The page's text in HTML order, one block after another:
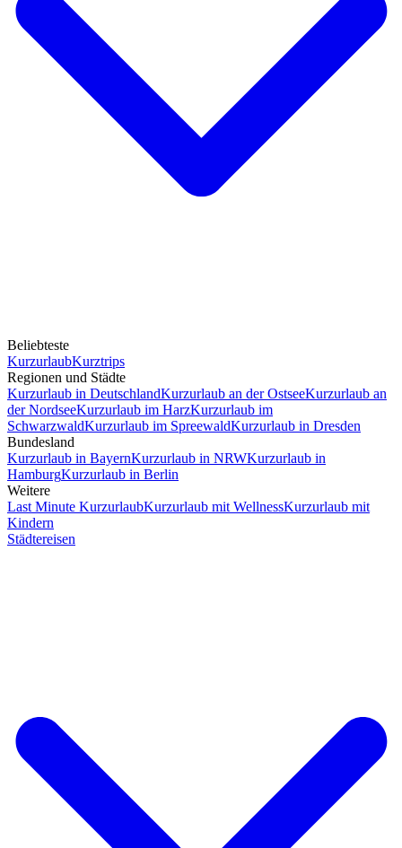
Beliebteste
KurzurlaubKurztrips
Regionen und Städte
Kurzurlaub in DeutschlandKurzurlaub an der OstseeKurzurlaub an
der NordseeKurzurlaub im HarzKurzurlaub im
SchwarzwaldKurzurlaub im SpreewaldKurzurlaub in Dresden
Bundesland
Kurzurlaub in BayernKurzurlaub in NRWKurzurlaub in
HamburgKurzurlaub in Berlin
Weitere
Last Minute KurzurlaubKurzurlaub mit WellnessKurzurlaub mit
Kindern
Städtereisen